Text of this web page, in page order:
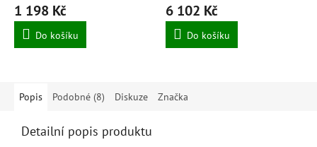
1 198 Kč
Do košíku
6 102 Kč
Do košíku
Popis Podobné (8) Diskuze Značka
Detailní popis produktu